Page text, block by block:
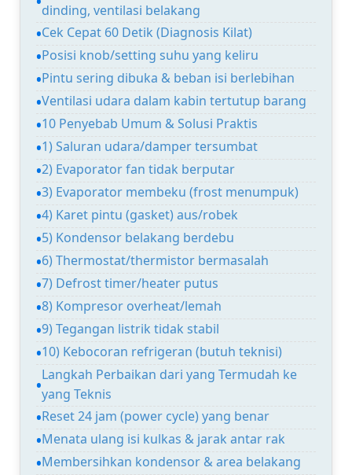
dinding, ventilasi belakang
Cek Cepat 60 Detik (Diagnosis Kilat)
Posisi knob/setting suhu yang keliru
Pintu sering dibuka & beban isi berlebihan
Ventilasi udara dalam kabin tertutup barang
10 Penyebab Umum & Solusi Praktis
1) Saluran udara/damper tersumbat
2) Evaporator fan tidak berputar
3) Evaporator membeku (frost menumpuk)
4) Karet pintu (gasket) aus/robek
5) Kondensor belakang berdebu
6) Thermostat/thermistor bermasalah
7) Defrost timer/heater putus
8) Kompresor overheat/lemah
9) Tegangan listrik tidak stabil
10) Kebocoran refrigeran (butuh teknisi)
Langkah Perbaikan dari yang Termudah ke
yang Teknis
Reset 24 jam (power cycle) yang benar
Menata ulang isi kulkas & jarak antar rak
Membersihkan kondensor & area belakang